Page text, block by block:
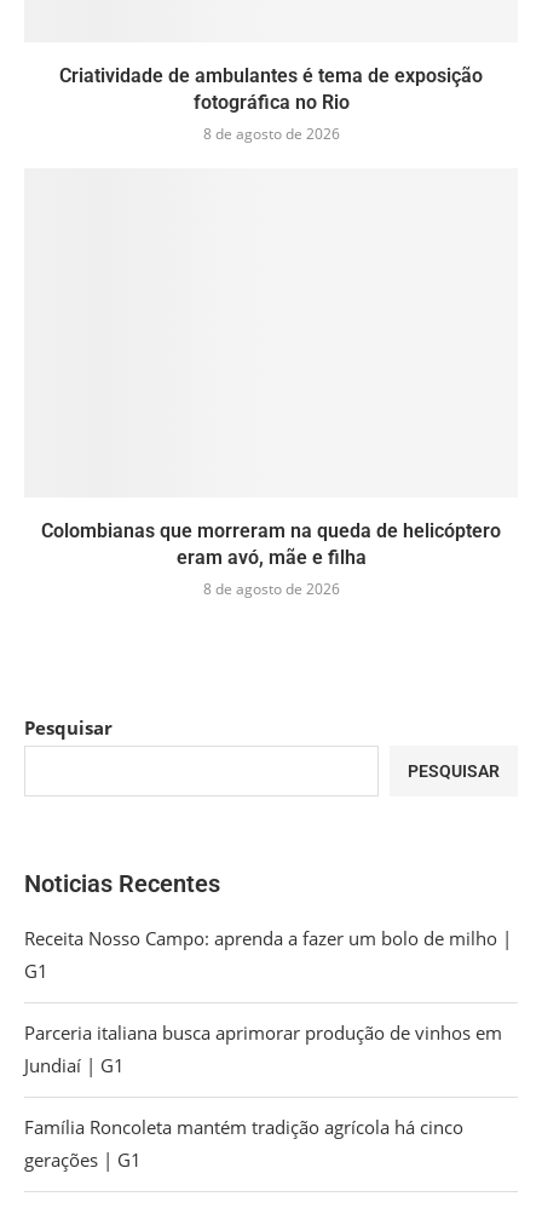
Criatividade de ambulantes é tema de exposição
fotográfica no Rio
8 de agosto de 2026
Colombianas que morreram na queda de helicóptero
eram avó, mãe e filha
8 de agosto de 2026
Pesquisar
PESQUISAR
Noticias Recentes
Receita Nosso Campo: aprenda a fazer um bolo de milho |
G1
Parceria italiana busca aprimorar produção de vinhos em
Jundiaí | G1
Família Roncoleta mantém tradição agrícola há cinco
gerações | G1